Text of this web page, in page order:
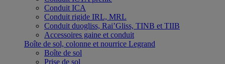
Conduit ICA
Conduit rigide IRL, MRL
Conduit duogliss, Rai’Gliss, TINB et TIIB
Accessoires gaine et conduit
Boîte de sol, colonne et nourrice Legrand
Boîte de sol
Prise de sol